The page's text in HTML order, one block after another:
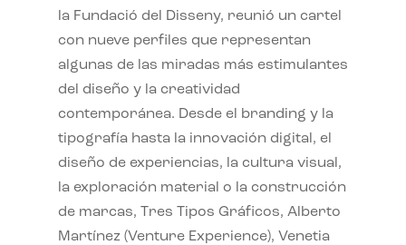
la Fundació del Disseny, reunió un cartel
con nueve perfiles que representan
algunas de las miradas más estimulantes
del diseño y la creatividad
contemporánea. Desde el branding y la
tipografía hasta la innovación digital, el
diseño de experiencias, la cultura visual,
la exploración material o la construcción
de marcas, Tres Tipos Gráficos, Alberto
Martínez (Venture Experience), Venetia